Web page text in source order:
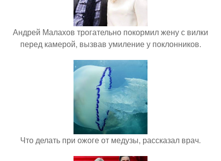
Андрей Малахов трогательно покормил жену с вилки
перед камерой, вызвав умиление у поклонников.
Что делать при ожоге от медузы, рассказал врач.